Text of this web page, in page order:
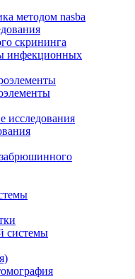
методом nasba
скрининга
инфекционных
исследования
системы